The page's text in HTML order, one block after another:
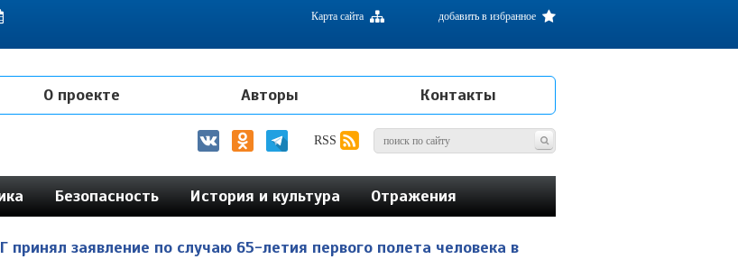
на постсоветском пространстве
добавить в избранное
Карта сайта
О проекте Авторы Контакты
RSS
Безопасность История и культура Отражения
заявление по случаю 65-летия первого полета человека в